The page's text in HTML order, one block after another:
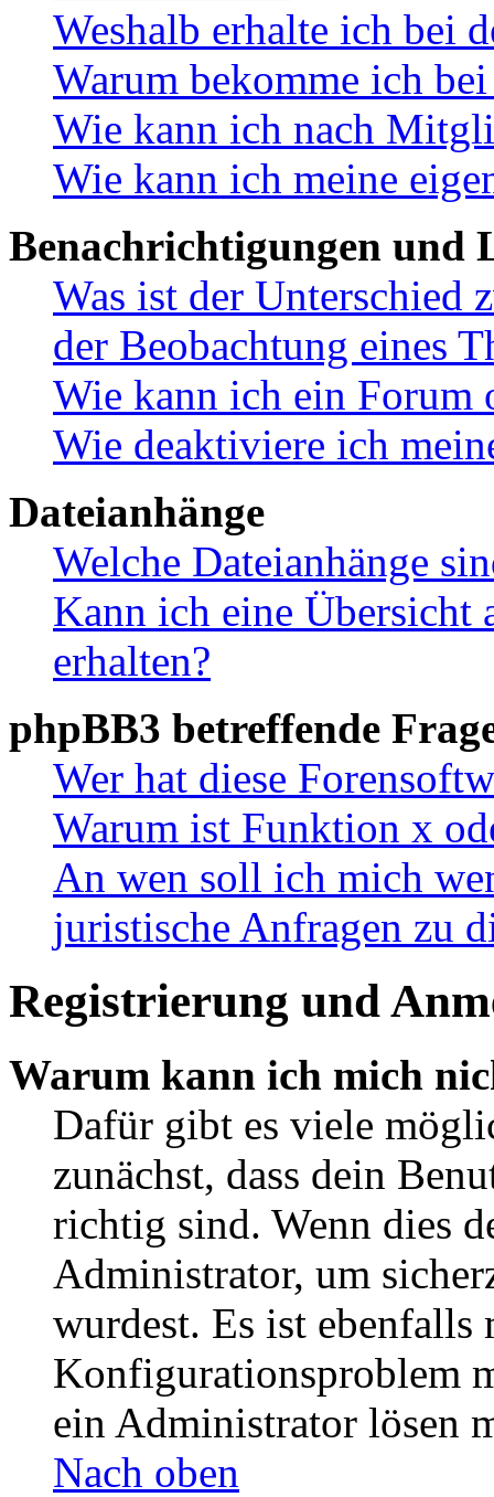
Weshalb erhalte ich bei
Warum bekomme ich
Wie kann ich nach
Wie kann ich meine
Benachrichtigungen und
Was ist der Unterschied
der Beobachtung eines
Wie kann ich ein Forum
Wie deaktiviere ich
Dateianhänge
Welche Dateianhänge
Kann ich eine Übersicht
erhalten?
phpBB3 betreffende
Wer hat diese
Warum ist Funktion x
An wen soll ich mich
juristische Anfragen zu
Registrierung und
Warum kann ich mich
Dafür gibt es viele
zunächst, dass dein
richtig sind. Wenn dies
Administrator, um
wurdest. Es ist ebenfalls
Konfigurationsproblem
ein Administrator lösen
Nach oben